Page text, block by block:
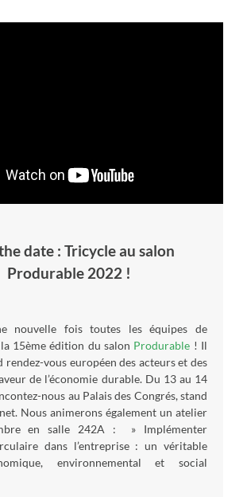
date : Tricycle au salon
Produrable 2022 !
nouvelle fois toutes les équipes de
15ème édition du salon Produrable ! Il
rendez-vous européen des acteurs et des
de l’économie durable. Du 13 au 14
nous au Palais des Congrés, stand
Nous animerons également un atelier
en salle 242A : » Implémenter
dans l’entreprise : un véritable
environnemental et social